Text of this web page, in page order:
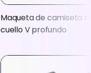
Maqueta de camiseta
cuello V profundo